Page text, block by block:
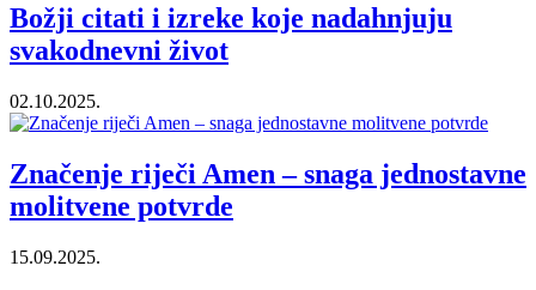
Božji citati i izreke koje nadahnjuju
svakodnevni život
02.10.2025.
Značenje riječi Amen – snaga jednostavne
molitvene potvrde
15.09.2025.